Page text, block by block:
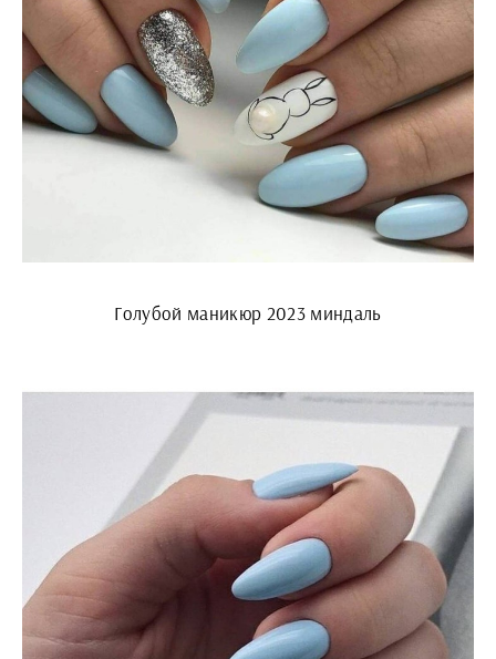
Голубой маникюр 2023 миндаль